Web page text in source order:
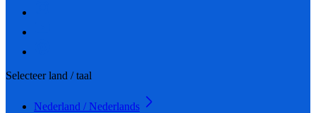
Selecteer land / taal
Nederland / Nederlands